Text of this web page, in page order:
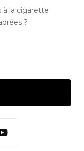
à la cigarette
?